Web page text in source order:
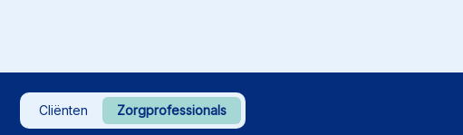
Cliënten Zorgprofessionals